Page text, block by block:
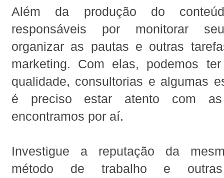
Além da produção do
responsáveis por monitorar
organizar as pautas e outras
marketing. Com elas, podemos
qualidade, consultorias e algumas
é preciso estar atento com
encontramos por aí.
Investigue a reputação da
método de trabalho e outras